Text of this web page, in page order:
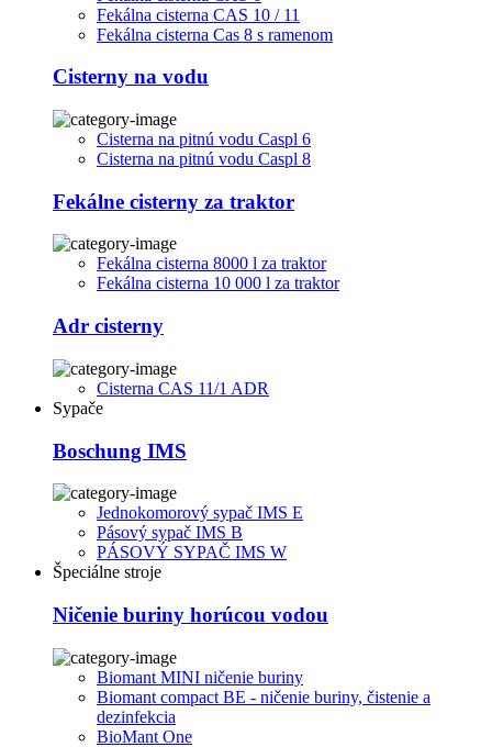
Fekálna cisterna CAS 10 / 11
Fekálna cisterna Cas 8 s ramenom
Cisterny na vodu
Cisterna na pitnú vodu Caspl 6
Cisterna na pitnú vodu Caspl 8
Fekálne cisterny za traktor
Fekálna cisterna 8000 l za traktor
Fekálna cisterna 10 000 l za traktor
Adr cisterny
Cisterna CAS 11/1 ADR
Sypače
Boschung IMS
Jednokomorový sypač IMS E
Pásový sypač IMS B
PÁSOVÝ SYPAČ IMS W
Špeciálne stroje
Ničenie buriny horúcou vodou
Biomant MINI ničenie buriny
Biomant compact BE - ničenie buriny, čistenie a
dezinfekcia
BioMant One